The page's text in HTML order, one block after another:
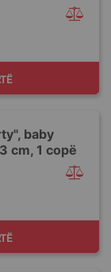
baby
cm, 1 copë